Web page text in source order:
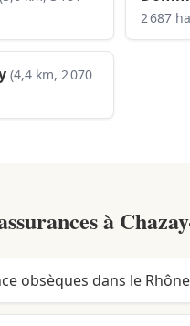
2 687
(4,4 km, 2 070
à
obsèques dans le Rhône